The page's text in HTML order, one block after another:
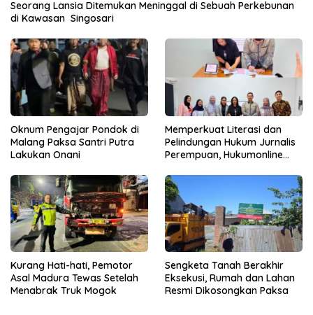
Seorang Lansia Ditemukan Meninggal di Sebuah Perkebunan
di Kawasan Singosari
Oknum Pengajar Pondok di
Malang Paksa Santri Putra
Lakukan Onani
Memperkuat Literasi dan
Pelindungan Hukum Jurnalis
Perempuan, Hukumonline
Gratis
Kurang Hati-hati, Pemotor
Asal Madura Tewas Setelah
Menabrak Truk Mogok
Sengketa Tanah Berakhir
Eksekusi, Rumah dan Lahan
Resmi Dikosongkan Paksa